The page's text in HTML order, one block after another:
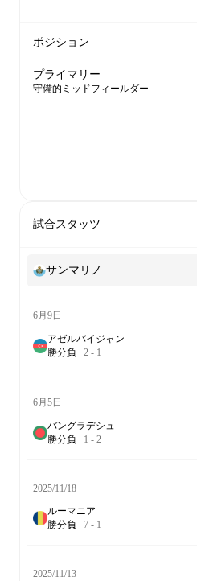
ポジション
プライマリー
守備的ミッドフィールダー
試合スタッツ
サンマリノ
6月9日
アゼルバイジャン
勝分負 2 - 1
6月5日
バングラデシュ
勝分負 1 - 2
2025/11/18
ルーマニア
勝分負 7 - 1
2025/11/13